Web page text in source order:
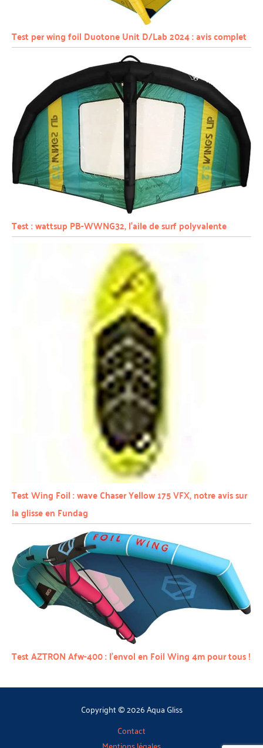
Test per wing foil Duotone Unit D/Lab 2024 : avis complet
Test : wattsup PB-WWNG32, l’aile de surf polyvalente
Test Wing Foil : wave Chaser Yellow 175 VFX, notre avis sur
la glisse en Fundag
Test AZTRON Afw-400 : l’envol en Foil Wing 4m pour tous !
Copyright © 2026 Aqua Gliss
Contact